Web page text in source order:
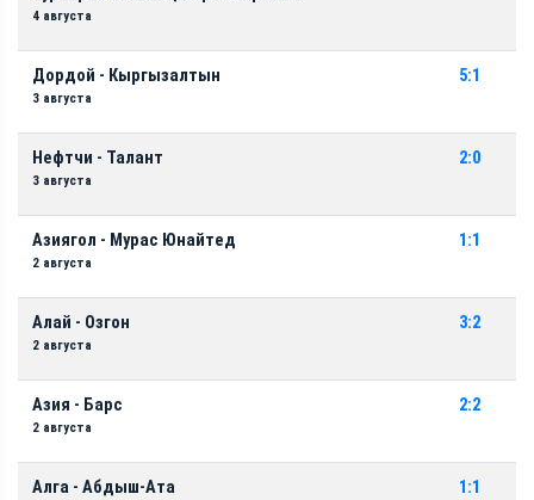
4 августа
Дордой - Кыргызалтын
3 августа
5:1
Нефтчи - Талант
3 августа
2:0
Азиягол - Мурас Юнайтед
2 августа
1:1
Алай - Озгон
2 августа
3:2
Азия - Барс
2 августа
2:2
Алга - Абдыш-Ата 1:1